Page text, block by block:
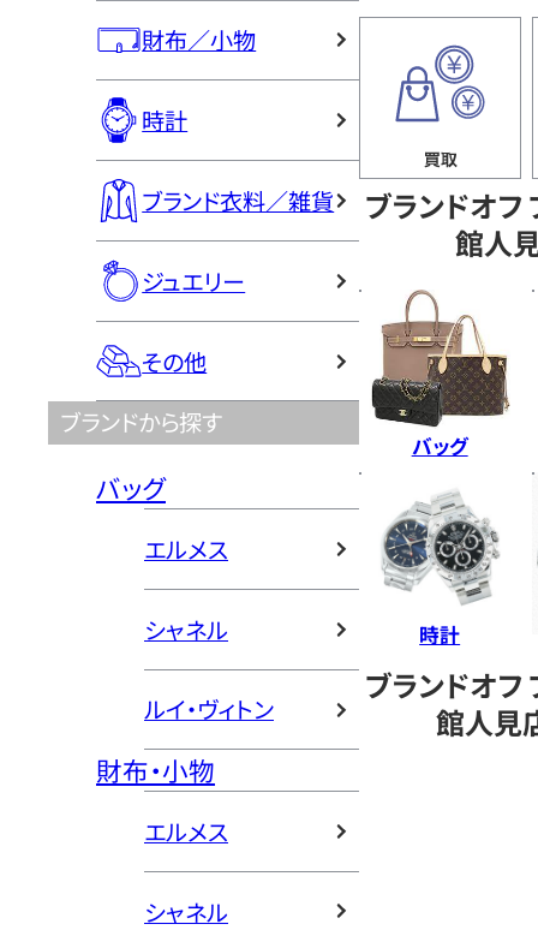
財布／小物
時計
ブランド衣料／雑貨
ジュエリー
その他
ブランドから探す
バッグ
エルメス
シャネル
ルイ・ヴィトン
財布・小物
エルメス
シャネル
ブランドオフ
館人
バッグ
時計
ブランドオフ
館人見